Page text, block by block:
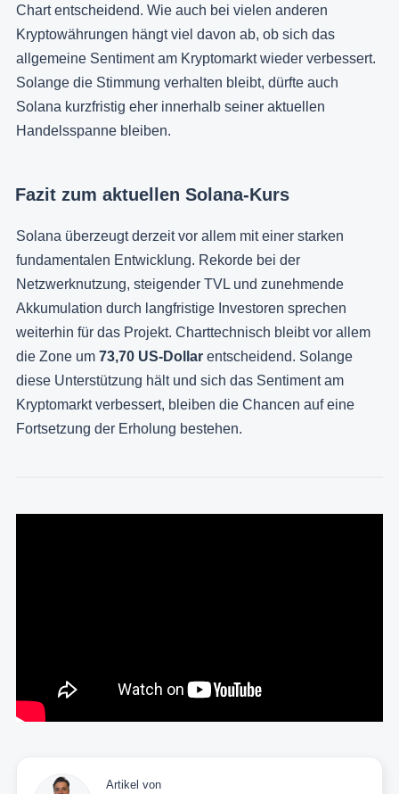
Chart entscheidend. Wie auch bei vielen anderen
Kryptowährungen hängt viel davon ab, ob sich das
allgemeine Sentiment am Kryptomarkt wieder verbessert.
Solange die Stimmung verhalten bleibt, dürfte auch
Solana kurzfristig eher innerhalb seiner aktuellen
Handelsspanne bleiben.
Fazit zum aktuellen Solana-Kurs
Solana überzeugt derzeit vor allem mit einer starken
fundamentalen Entwicklung. Rekorde bei der
Netzwerknutzung, steigender TVL und zunehmende
Akkumulation durch langfristige Investoren sprechen
weiterhin für das Projekt. Charttechnisch bleibt vor allem
die Zone um 73,70 US-Dollar entscheidend. Solange
diese Unterstützung hält und sich das Sentiment am
Kryptomarkt verbessert, bleiben die Chancen auf eine
Fortsetzung der Erholung bestehen.
Artikel von